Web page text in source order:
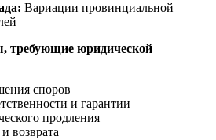
Вариации провинциальной
требующие юридической
споров
и гарантии
продления
возврата